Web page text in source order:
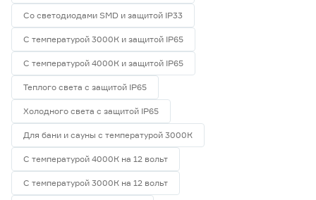
Со светодиодами SMD и защитой IP33
С температурой 3000К и защитой IP65
С температурой 4000К и защитой IP65
Теплого света с защитой IP65
Холодного света с защитой IP65
Для бани и сауны с температурой 3000К
С температурой 4000К на 12 вольт
С температурой 3000К на 12 вольт